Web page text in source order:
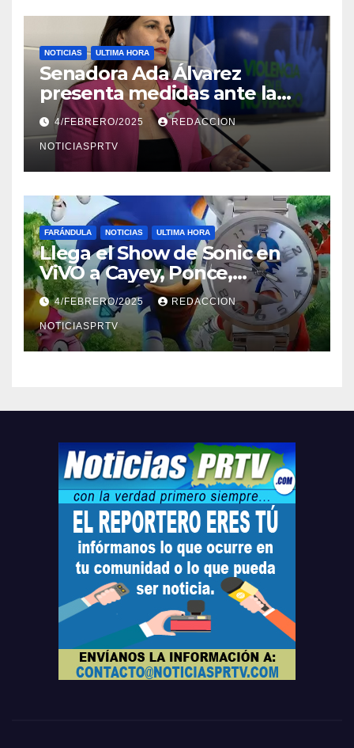
NOTICIAS ULTIMA HORA
Senadora Ada Álvarez
presenta medidas ante la
violencia en el noviazgo
4/FEBRERO/2025 REDACCION
NOTICIASPRTV
FARÁNDULA NOTICIAS ULTIMA HORA
Llega el Show de Sonic en
ViVO a Cayey, Ponce,
Barceloneta y Humacao,
Relojes gratis para el que
compre ahora….
4/FEBRERO/2025 REDACCION
NOTICIASPRTV